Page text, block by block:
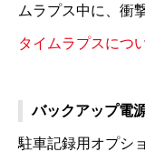
ムラプス中に、衝
タイムラプスにつ
バックアップ電
駐車記録用オプシ